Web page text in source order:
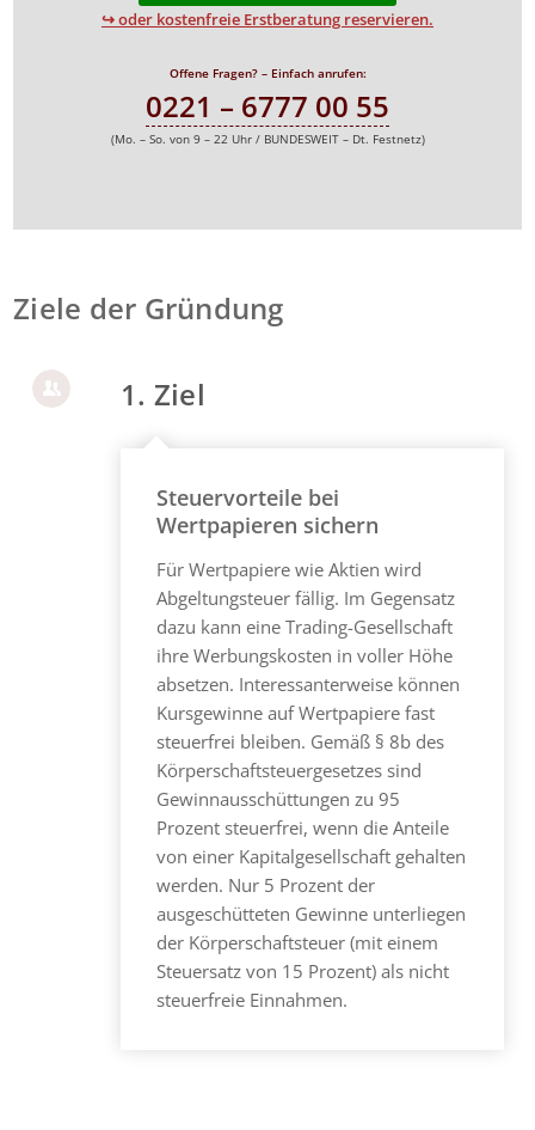
↪ oder kostenfreie Erstberatung reservieren.
Offene Fragen? – Einfach anrufen:
0221 – 6777 00 55
(Mo. – So. von 9 – 22 Uhr / BUNDESWEIT – Dt. Festnetz)
Ziele der Gründung
1. Ziel
Steuervorteile bei
Wertpapieren sichern
Für Wertpapiere wie Aktien wird
Abgeltungsteuer fällig. Im Gegensatz
dazu kann eine Trading-Gesellschaft
ihre Werbungskosten in voller Höhe
absetzen. Interessanterweise können
Kursgewinne auf Wertpapiere fast
steuerfrei bleiben. Gemäß § 8b des
Körperschaftsteuergesetzes sind
Gewinnausschüttungen zu 95
Prozent steuerfrei, wenn die Anteile
von einer Kapitalgesellschaft gehalten
werden. Nur 5 Prozent der
ausgeschütteten Gewinne unterliegen
der Körperschaftsteuer (mit einem
Steuersatz von 15 Prozent) als nicht
steuerfreie Einnahmen.